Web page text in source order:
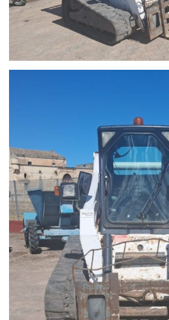
BENATI, POCLAINE, KRAMER, CAMS,
GRUPPO BARONE SRL
I nostri contatti:
Rag.Nunzio Tedesco 3357483604
Michele Tedesco 3357483603